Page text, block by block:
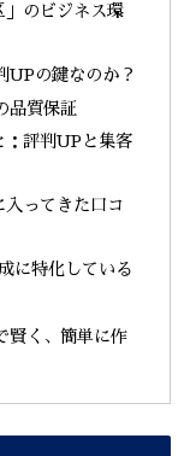
」のビジネス環
UPの鍵なのか？
品質保証
：評判UPと集客
ってきた口コ
に特化している
賢く、簡単に作